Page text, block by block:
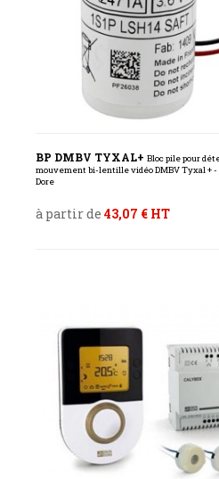
BP DMBV TYXAL+ Bloc pile pour
mouvement bi-lentille vidéo DMBV Tyxal + -
Dore
à partir de 43,07 € HT